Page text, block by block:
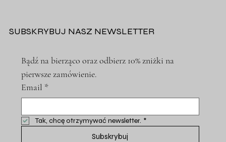
SUBSKRYBUJ NASZ NEWSLETTER
Bądź na bierząco oraz odbierz 10% zniżki na
pierwsze zamówienie.
Email *
Tak, chcę otrzymywać newsletter. *
Subskrybuj